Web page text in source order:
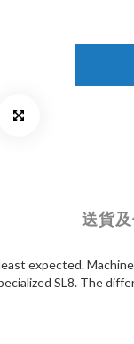
送貨
expected.
SL8. The